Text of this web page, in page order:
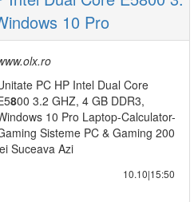
10 Pro
PC HP Intel Dual Core
800 3.2 GHZ, 4 GB DDR3,
10 Pro Laptop-Calculator-
Sisteme PC & Gaming 200
Suceava Azi
10.10|15:50